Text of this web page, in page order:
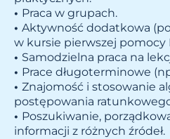
• Praca w grupach.
• Aktywność dodatkowa
w kursie pierwszej pomocy
• Samodzielna praca na
• Prace długoterminowe
• Znajomość i stosowanie
postępowania
• Poszukiwanie,
informacji z różnych źródeł.